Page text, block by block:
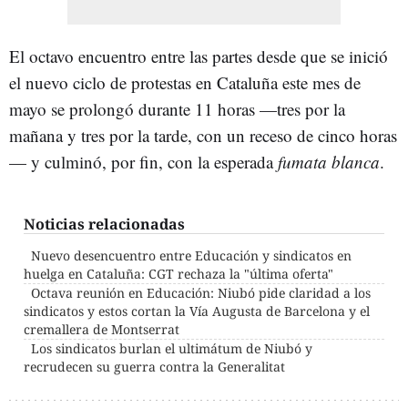
El octavo encuentro entre las partes desde que se inició
el nuevo ciclo de protestas en Cataluña este mes de
mayo se prolongó durante 11 horas —tres por la
mañana y tres por la tarde, con un receso de cinco horas
— y culminó, por fin, con la esperadafumata blanca.
Noticias relacionadas
Nuevo desencuentro entre Educación y sindicatos en
huelga en Cataluña: CGT rechaza la "última oferta"
Octava reunión en Educación: Niubó pide claridad a los
sindicatos y estos cortan la Vía Augusta de Barcelona y el
cremallera de Montserrat
Los sindicatos burlan el ultimátum de Niubó y
recrudecen su guerra contra la Generalitat